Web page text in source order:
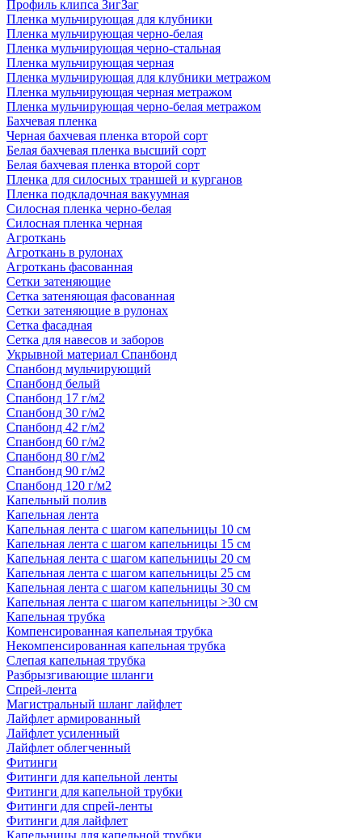
Профиль клипса ЗигЗаг
Пленка мульчирующая для клубники
Пленка мульчирующая черно-белая
Пленка мульчирующая черно-стальная
Пленка мульчирующая черная
Пленка мульчирующая для клубники метражом
Пленка мульчирующая черная метражом
Пленка мульчирующая черно-белая метражом
Бахчевая пленка
Черная бахчевая пленка второй сорт
Белая бахчевая пленка высший сорт
Белая бахчевая пленка второй сорт
Пленка для силосных траншей и курганов
Пленка подкладочная вакуумная
Силосная пленка черно-белая
Силосная пленка черная
Агроткань
Агроткань в рулонах
Агроткань фасованная
Сетки затеняющие
Сетка затеняющая фасованная
Сетки затеняющие в рулонах
Сетка фасадная
Сетка для навесов и заборов
Укрывной материал Спанбонд
Спанбонд мульчирующий
Спанбонд белый
Спанбонд 17 г/м2
Спанбонд 30 г/м2
Спанбонд 42 г/м2
Спанбонд 60 г/м2
Спанбонд 80 г/м2
Спанбонд 90 г/м2
Спанбонд 120 г/м2
Капельный полив
Капельная лента
Капельная лента с шагом капельницы 10 см
Капельная лента с шагом капельницы 15 см
Капельная лента с шагом капельницы 20 см
Капельная лента с шагом капельницы 25 см
Капельная лента с шагом капельницы 30 см
Капельная лента с шагом капельницы >30 см
Капельная трубка
Компенсированная капельная трубка
Некомпенсированная капельная трубка
Слепая капельная трубка
Разбрызгивающие шланги
Спрей-лента
Магистральный шланг лайфлет
Лайфлет армированный
Лайфлет усиленный
Лайфлет облегченный
Фитинги
Фитинги для капельной ленты
Фитинги для капельной трубки
Фитинги для спрей-ленты
Фитинги для лайфлет
Капельницы для капельной трубки